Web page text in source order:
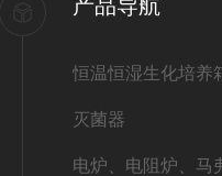
产品导航
恒温恒湿生化培养
灭菌器
电炉、电阻炉、马